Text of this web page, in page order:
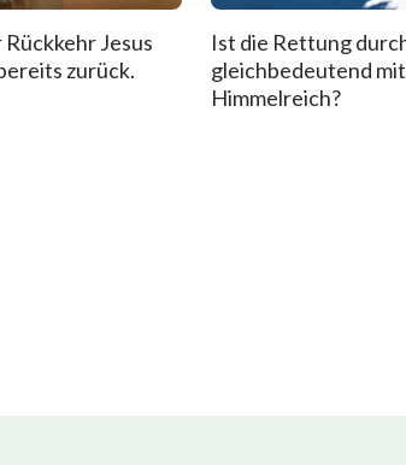
Jesus
zurück.
Ist die Rettung
gleichbedeutend
Himmelreich?